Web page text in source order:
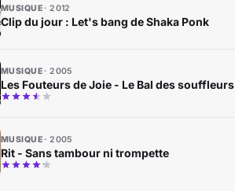
MUSIQUE 2012
Clip du jour : Let's bang de Shaka Ponk
MUSIQUE 2005
Les Fouteurs de Joie - Le Bal des souffleurs
MUSIQUE 2005
Rit - Sans tambour ni trompette